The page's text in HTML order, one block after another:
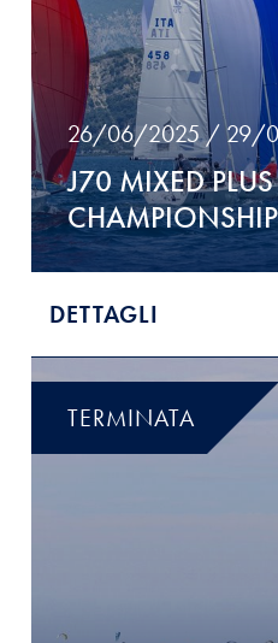
26/06/2025 / 29/
J70 MIXED
CHAMPIONSHIP
DETTAGLI
TERMINATA